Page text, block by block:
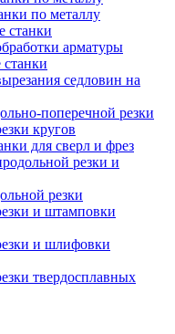
по металлу
станки
арматуры
седловин на
поперечной резки
кругов
для сверл и фрез
резки и
резки
и штамповки
и шлифовки
твердосплавных